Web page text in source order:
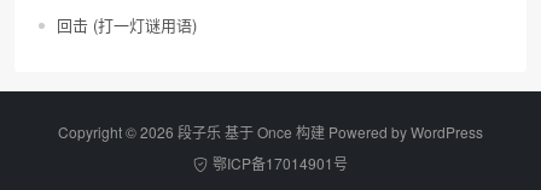
回击 (打一灯谜用语)
Copyright © 2026 段子乐 基于 Once 构建 Powered byWordPress
鄂ICP备17014901号